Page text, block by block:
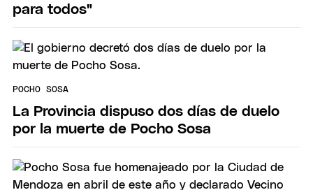
para todos"
POCHO SOSA
La Provincia dispuso dos días de duelo
por la muerte de Pocho Sosa